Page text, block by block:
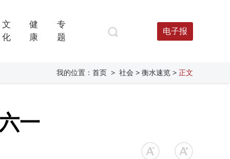
文
化
健
康
专
题
电子报
我的位置： 首页 > 社会 > 衡水速览 > 正文
一